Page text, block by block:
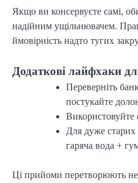
Якщо ви консервуєте самі,
надійним ущільнювачем.
ймовірність надто тугих
Додаткові лайфхаки
Переверніть
постукайте
Використовуйте
Для дуже
гаряча вода +
Ці прийоми перетворюють